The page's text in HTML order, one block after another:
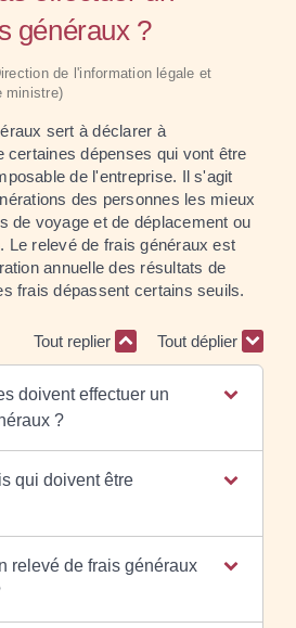
généraux ?
de l'information légale et
ministre)
sert à déclarer à
certaines dépenses qui vont être
de l'entreprise. Il s'agit
des personnes les mieux
de voyage et de déplacement ou
Le relevé de frais généraux est
annuelle des résultats de
frais dépassent certains seuils.
Tout replier Tout déplier
doivent effectuer un
?
qui doivent être
relevé de frais généraux